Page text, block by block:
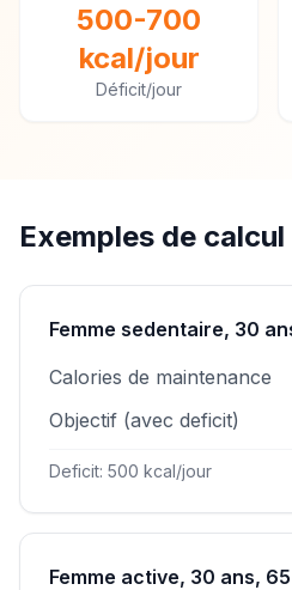
500-700
kcal/jour
Déficit/jour
Exemples de
Femme sedentaire, 30
Calories de maintenance
Objectif (avec deficit)
Deficit: 500 kcal/jour
Femme active, 30 ans,